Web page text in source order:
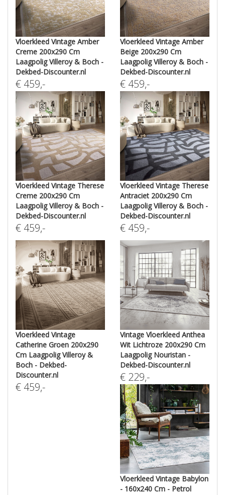
Vloerkleed Vintage Amber
Creme 200x290 Cm
Laagpolig Villeroy & Boch -
Dekbed-Discounter.nl
€ 459,-
Vloerkleed Vintage Amber
Beige 200x290 Cm
Laagpolig Villeroy & Boch -
Dekbed-Discounter.nl
€ 459,-
Vloerkleed Vintage Therese
Creme 200x290 Cm
Laagpolig Villeroy & Boch -
Dekbed-Discounter.nl
€ 459,-
Vloerkleed Vintage Therese
Antraciet 200x290 Cm
Laagpolig Villeroy & Boch -
Dekbed-Discounter.nl
€ 459,-
Vloerkleed Vintage
Catherine Groen 200x290
Cm Laagpolig Villeroy &
Boch - Dekbed-
Discounter.nl
€ 459,-
Vintage Vloerkleed Anthea
Wit Lichtroze 200x290 Cm
Laagpolig Nouristan -
Dekbed-Discounter.nl
€ 229,-
Vloerkleed Vintage Babylon
- 160x240 Cm - Petrol